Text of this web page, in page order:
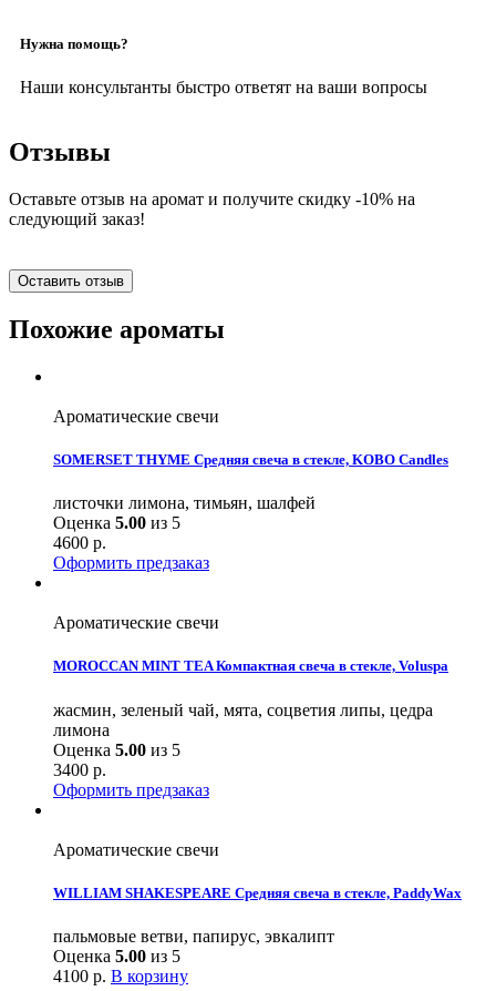
Нужна помощь?
Наши консультанты быстро ответят на ваши вопросы
Отзывы
Оставьте отзыв на аромат и получите скидку -10% на
следующий заказ!
Оставить отзыв
Похожие ароматы
Ароматические свечи
SOMERSET THYME Средняя свеча в стекле, KOBO Candles
листочки лимона, тимьян, шалфей
Оценка 5.00 из 5
4600 р.
Оформить предзаказ
Ароматические свечи
MOROCCAN MINT TEA Компактная свеча в стекле, Voluspa
жасмин, зеленый чай, мята, соцветия липы, цедра
лимона
Оценка 5.00 из 5
3400 р.
Оформить предзаказ
Ароматические свечи
WILLIAM SHAKESPEARE Средняя свеча в стекле, PaddyWax
пальмовые ветви, папирус, эвкалипт
Оценка 5.00 из 5
4100 р. В корзину